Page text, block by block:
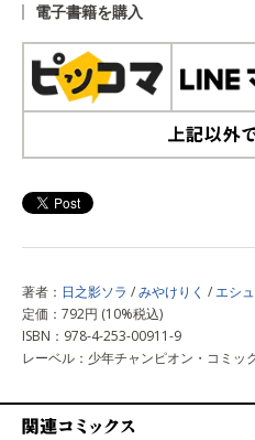
電子書籍を購入
著者： 日之影ソラ /みやけりく / エシ
定価：792円 (10%税込)
ISBN：978-4-253-00911-9
レーベル：少年チャンピオン・コミッ